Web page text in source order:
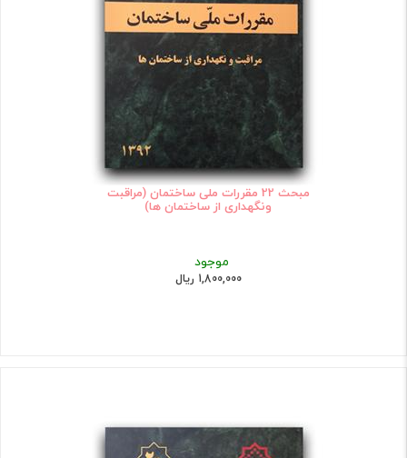
مبحث 22 مقررات ملی ساختمان (مراقبت
ونگهداری از ساختمان ها)
موجود
1,800,000 ریال